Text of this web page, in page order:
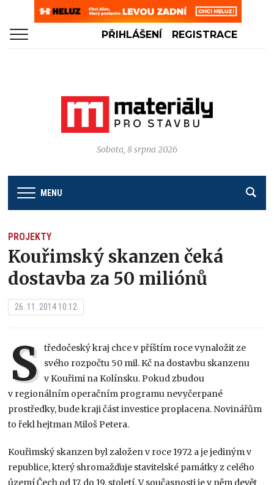
PŘIHLÁŠENÍ REGISTRACE
Sobota, 8 srpna 2026
MENU
PROJEKTY
Kouřimský skanzen čeká
dostavba za 50 miliónů
26. 11. 2014 10:12
S tředočeský kraj chce v příštím roce vynaložit ze
svého rozpočtu 50 mil. Kč na dostavbu skanzenu
v Kouřimi na Kolínsku. Pokud zbudou
v regionálním operačním programu nevyčerpané
prostředky, bude kraji část investice proplacena. Novinářům
to řekl hejtman Miloš Petera.
Kouřimský skanzen byl založen v roce 1972 a je jediným v
republice, který shromažďuje stavitelské památky z celého
území Čech od 17. do 19. století. V současnosti je v něm devět